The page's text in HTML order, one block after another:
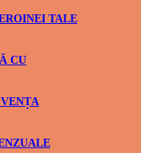
TALE
CU